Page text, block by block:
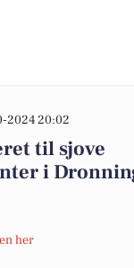
2024 20:02
til sjove
i
her